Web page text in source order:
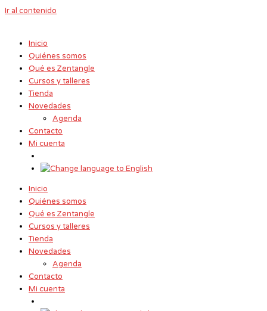
Ir al contenido
Inicio
Quiénes somos
Qué es Zentangle
Cursos y talleres
Tienda
Novedades
Agenda
Contacto
Mi cuenta
Inicio
Quiénes somos
Qué es Zentangle
Cursos y talleres
Tienda
Novedades
Agenda
Contacto
Mi cuenta